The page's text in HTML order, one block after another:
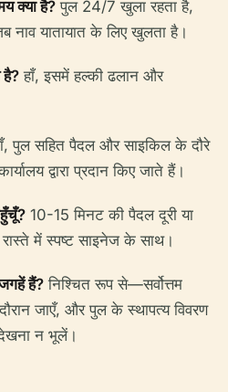
क्या है? पुल 24/7 खुला रहता है,
नाव यातायात के लिए खुलता है।
है? हाँ, इसमें हल्की ढलान और
पुल सहित पैदल और साइकिल के दौरे
द्वारा प्रदान किए जाते हैं।
10-15 मिनट की पैदल दूरी या
में स्पष्ट साइनेज के साथ।
हैं? निश्चित रूप से—सर्वोत्तम
जाएँ, और पुल के स्थापत्य विवरण
न भूलें।